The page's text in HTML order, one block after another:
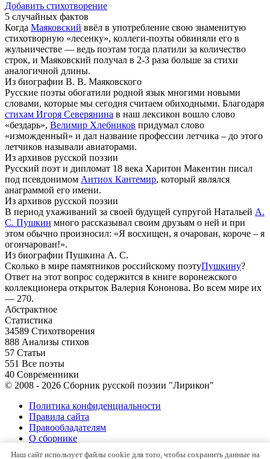
Добавить стихотворение
5 случайных фактов
Когда Маяковский ввёл в употребление свою знаменитую
стихотворную «лесенку», коллеги-поэты обвиняли его в
жульничестве — ведь поэтам тогда платили за количество
строк, и Маяковский получал в 2-3 раза больше за стихи
аналогичной длины.
Из биографии В. В. Маяковского
Русские поэты обогатили родной язык многими новыми
словами, которые мы сегодня считаем обиходными. Благодаря
стихам Игоря Северянина в наш лексикон вошло слово
«бездарь», Велимир Хлебников придумал слово
«изможденный» и дал название профессии летчика – до этого
летчиков называли авиаторами.
Из архивов русской поэзии
Русский поэт и дипломат 18 века Харитон Макентин писал
под псевдонимом Антиох Кантемир, который являлся
анаграммой его имени.
Из архивов русской поэзии
В период ухаживаний за своей будущей супругой Натальей А.
С. Пушкин много рассказывал своим друзьям о ней и при
этом обычно произносил: «Я восхищен, я очарован, короче – я
огончарован!».
Из биографии Пушкина А. С.
Сколько в мире памятников российскому поэтуПушкину?
Ответ на этот вопрос содержится в книге воронежского
коллекционера открыток Валерия Кононова. Во всем мире их
— 270.
Абстрактное
Статистика
34589 Стихотворения
888 Анализы стихов
57 Статьи
551 Все поэты
40 Современники
© 2008 - 2026 Сборник русской поэзии "Лирикон"
Политика конфиденциальности
Правила сайта
Правообладателям
О сборнике
Контакты
Наш сайт использует файлы cookie для того, чтобы сохранить данные на